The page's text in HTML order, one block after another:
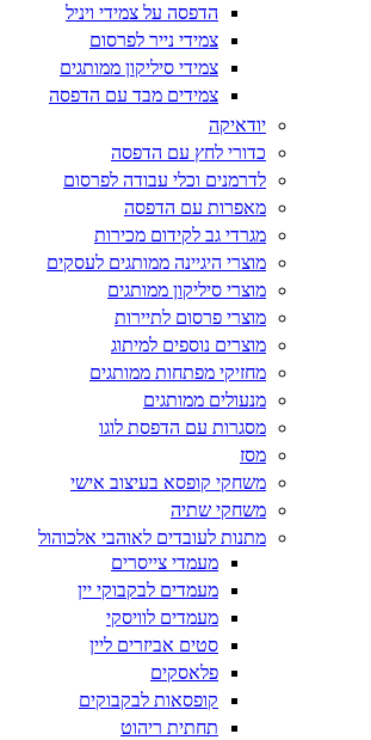
הדפסה על צמידי ויניל
צמידי נייר לפרסום
צמידי סיליקון ממותגים
צמידים מבד עם הדפסה
יודאיקה
כדורי לחץ עם הדפסה
לדרמנים וכלי עבודה לפרסום
מאפרות עם הדפסה
מגרדי גב לקידום מכירות
מוצרי היגיינה ממותגים לעסקים
מוצרי סיליקון ממותגים
מוצרי פרסום לתיירות
מוצרים נוספים למיתוג
מחזיקי מפתחות ממותגים
מנעולים ממותגים
מסגרות עם הדפסת לוגו
מסז
משחקי קופסא בעיצוב אישי
משחקי שתיה
מתנות לעובדים לאוהבי אלכוהול
מעמדי צייסרים
מעמדים לבקבוקי יין
מעמדים לוויסקי
סטים אביזרים ליין
פלאסקים
קופסאות לבקבוקים
תחתית ריהוט